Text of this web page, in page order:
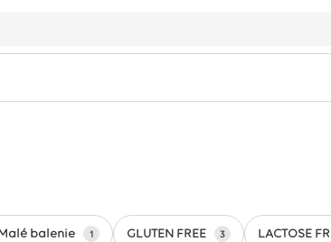
balenie 1 GLUTEN FREE 3 LACTOSE